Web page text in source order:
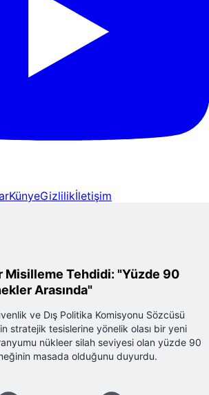
KünyeGizlilikİletişim
Misilleme Tehdidi: "Yüzde 90
Arasında"
ve Dış Politika Komisyonu Sözcüsü
stratejik tesislerine yönelik olası bir yeni
nükleer silah seviyesi olan yüzde 90
masada olduğunu duyurdu.